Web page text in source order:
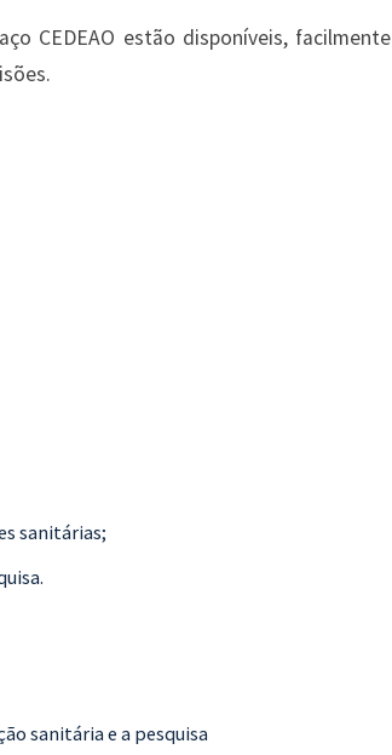
CEDEAO estão disponíveis, facilmente
sanitárias;
sanitária e a pesquisa